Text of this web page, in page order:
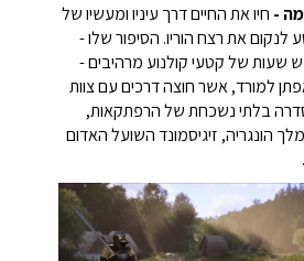
- חיו את החיים דרך עיניו ומעשיו של
לנקום את רצח הוריו. הסיפור שלו -
שעות של קטעי קולנוע מרהיבים -
למורד, אשר חוצה דרכים עם צוות
בלתי נשכחת של הרפתקאות,
הונגריה, זיגיסמונד השועל האדום